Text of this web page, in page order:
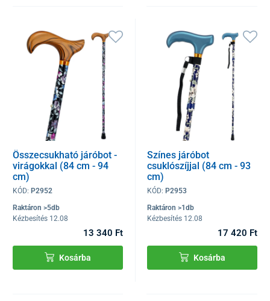
Összecsukható járóbot -
virágokkal (84 cm - 94
cm)
KÓD: P2952
Raktáron >5db
Kézbesítés 12.08
13 340 Ft
Kosárba
Színes járóbot
csuklószíjjal (84 cm - 93
cm)
KÓD: P2953
Raktáron >1db
Kézbesítés 12.08
17 420 Ft
Kosárba